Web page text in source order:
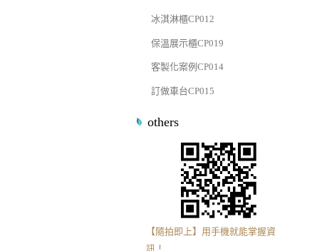
冰淇淋櫃CP012
保溫展示櫃CP019
客製化案例CP014
訂做車台CP015
others
【隨拍即上】用手機就能掌握資
訊！